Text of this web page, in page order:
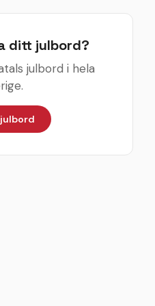
ditt julbord?
julbord i hela
julbord